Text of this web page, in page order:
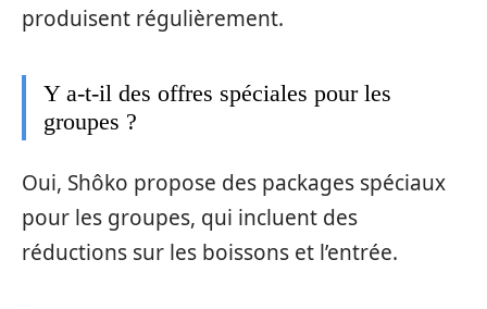
produisent régulièrement.
Y a-t-il des offres spéciales pour les
groupes ?
Oui, Shôko propose des packages spéciaux
pour les groupes, qui incluent des
réductions sur les boissons et l’entrée.